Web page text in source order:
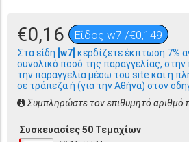
€0,16 Είδος w7 /€0,149
Στα είδη [w7] κερδίζετε έκπτωση 7%
συνολικό ποσό της παραγγελίας,
την παραγγελία μέσω του site και η
σε τράπεζα ή (για την Αθήνα) στον
Συμπληρώστε τον επιθυμητό αριθμό
Συσκευασίες 50 Τεμαχίων